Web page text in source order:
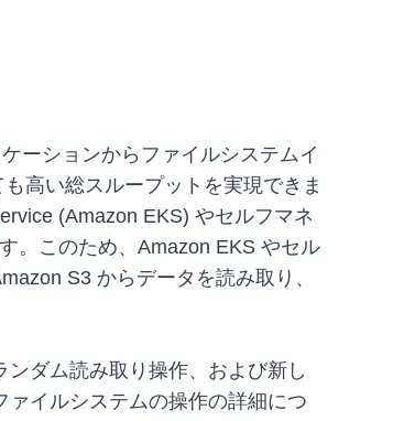
ーションからファイルシステムイ
高い総スループットを実現できま
(Amazon EKS) やセルフマネ
。このため、Amazon EKS やセル
S3 からデータを読み取り、
ダム読み取り操作、および新し
イルシステムの操作の詳細につ